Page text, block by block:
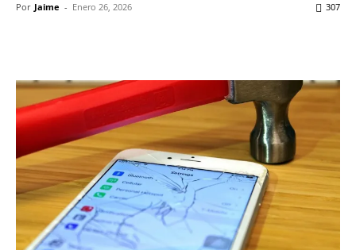
Por Jaime - Enero 26, 2026 307